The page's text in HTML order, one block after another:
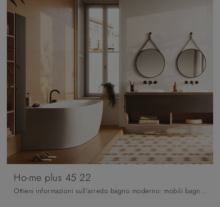
Ho-me plus 45 22
Ottieni informazioni sull'arredo bagno moderno: mobili bagno sospesi in melaminico come il modello Ho-me plus 45 22 di Arbi ti aspettano.